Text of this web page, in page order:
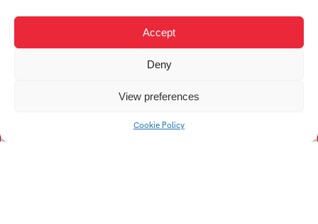
Accept
Deny
View preferences
Cookie Policy
V